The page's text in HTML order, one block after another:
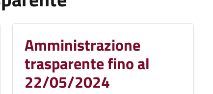
Amministrazione
trasparente fino al
22/05/2024